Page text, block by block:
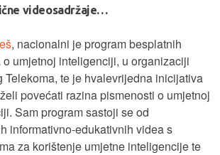
videosadržaje…
, nacionalni je program besplatnih
umjetnoj inteligenciji, u organizaciji
Telekoma, te je hvalevrijedna inicijativa
povećati razina pismenosti o umjetnoj
Sam program sastoji se od
informativno-edukativnih videa s
za korištenje umjetne inteligencije te